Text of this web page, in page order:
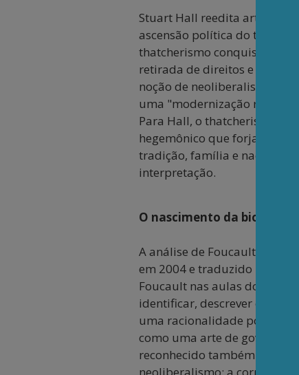
Stuart Hall reedita artigos
ascensão política do
thatcherismo conquistou o
retirada de direitos e
noção de neoliberalismo
uma "modernização
Para Hall, o thatcherismo
hegemônico que forjava
tradição, família e nação,
interpretação.
O nascimento da biopolítica
A análise de Foucault sobre
em 2004 e traduzido para o
Foucault nas aulas do
identificar, descrever e
uma racionalidade política
como uma arte de governar
reconhecido também pela
neoliberalismo: a corrente